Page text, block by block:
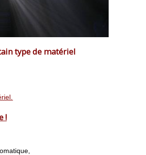
type de matériel
!